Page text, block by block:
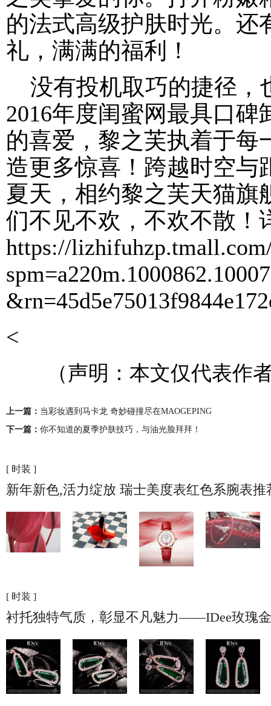
的法式高级护肤时光。还
礼，满满的福利！
没有投机取巧的捷径，
2016年度闺蜜网最具口
的喜爱，黎之芙执着于每
造更多惊喜！跨越时空与
夏天，相约黎之芙天猫旗
们不见不欢，不欢不散！
https://
<
（声明：本文仅代表作者
上一篇： 当彩妆遇到马卡龙 奇妙碰撞尽在MAOGEPING
下一篇： 你不知道的夏季护肤技巧，与油光脸拜拜！
[ 时装 ]
新年新色,活力绽放 瑞士美度表红色系腕表推
[ 时装 ]
衬托独特气质，彰显不凡魅力——IDee玫瑰